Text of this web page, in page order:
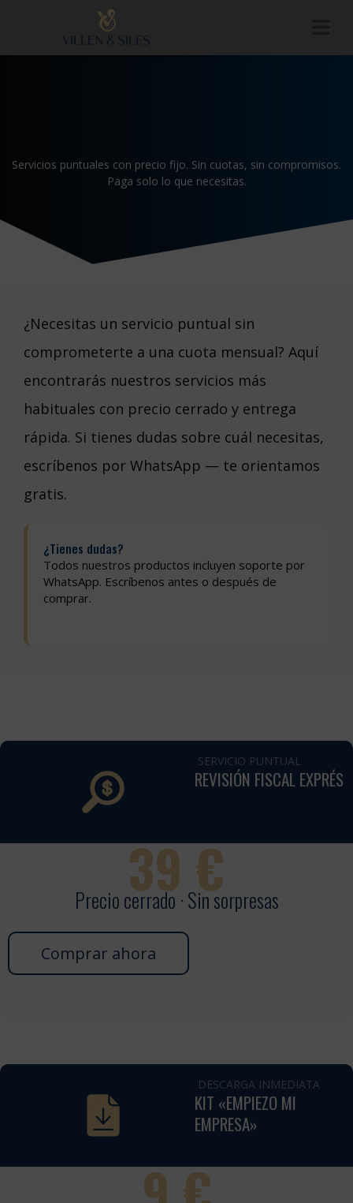
Servicios puntuales con precio fijo. Sin cuotas, sin compromisos.
Paga solo lo que necesitas.
¿Necesitas un servicio puntual sin
comprometerte a una cuota mensual? Aquí
encontrarás nuestros servicios más
habituales con precio cerrado y entrega
rápida. Si tienes dudas sobre cuál necesitas,
escríbenos por WhatsApp — te orientamos
gratis.
¿Tienes dudas?
Todos nuestros productos incluyen soporte por
WhatsApp. Escríbenos antes o después de
comprar.
SERVICIO PUNTUAL
REVISIÓN FISCAL EXPRÉS
39€
Precio cerrado · Sin sorpresas
Comprar ahora
DESCARGA INMEDIATA
KIT «EMPIEZO MI
EMPRESA»